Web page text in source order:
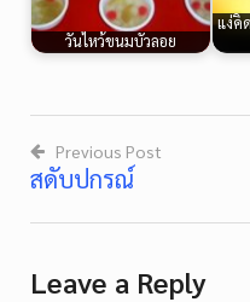
วันไหว้ขนมบัวลอย
แง่คิ
Post
navigation
Previous Post
สดับปกรณ์
Leave a Reply